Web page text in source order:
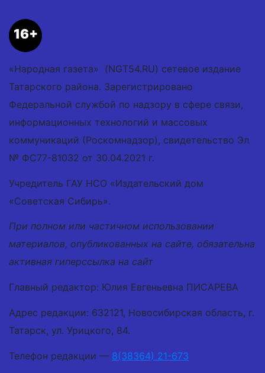
16+
«Народная газета» (NGT54.RU) сетевое издание
Татарского района. Зарегистрировано
Федеральной службой по надзору в сфере связи,
информационных технологий и массовых
коммуникаций (Роскомнадзор), свидетельство Эл
№ ФС77-81032 от 30.04.2021 г.
Учредитель ГАУ НСО «Издательский дом
«Советская Сибирь».
При полном или частичном использовании
материалов, опубликованных на сайте, обязательна
активная гиперссылка на сайт
Главный редактор: Юлия Евгеньевна ПИСАРЕВА
Адрес редакции: 632121, Новосибирская область, г.
Татарск, ул. Урицкого, 84.
Телефон редакции — 8(38364) 21-673